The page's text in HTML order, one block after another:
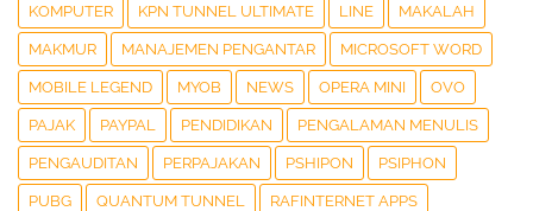
KOMPUTER KPN TUNNEL ULTIMATE LINE MAKALAH
MAKMUR MANAJEMEN PENGANTAR MICROSOFT WORD
MOBILE LEGEND MYOB NEWS OPERA MINI OVO
PAJAK PAYPAL PENDIDIKAN PENGALAMAN MENULIS
PENGAUDITAN PERPAJAKAN PSHIPON PSIPHON
PUBG QUANTUM TUNNEL RAFINTERNET APPS